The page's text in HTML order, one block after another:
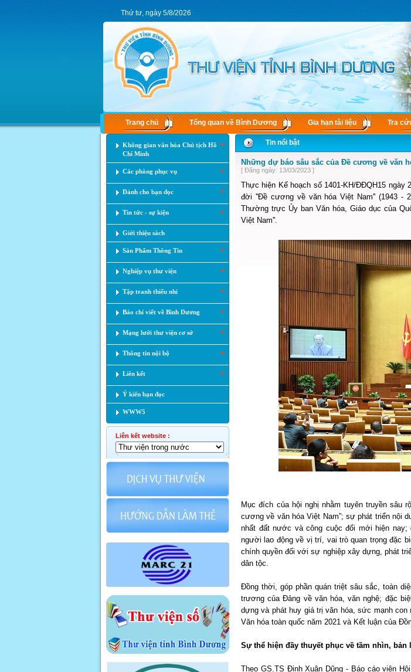
Thứ tư, ngày 5/8/2026
Trang chủ Tổng quan về Bình Dương Gia hạn tài liệu Tra
Không gian văn hóa Chủ tịch Hồ
Chí Minh
Các phòng phục vụ
Dành cho bạn đọc
Tin tức - sự kiện
Giới thiệu sách
Sản Phẩm Thông Tin
Nghiệp vụ thư viện
Tập tranh thiếu nhi
Báo chí viết về Bình Dương
Mạng lưới thư viện cơ sở
Thông tin nội bộ
Liên kết
Ý kiến bạn đọc
WWW5
Liên kết website :
Tin nổi bật
Những dự báo sâu sắc của Đề cương về văn
[ Đăng ngày: 13/03/2023 ]
Thực hiện Kế hoạch số 1401-KH/ĐĐQH15 ngày
đời ''Đề cương về văn hóa Việt Nam'' (1943 -
Thường trực Ủy ban Văn hóa, Giáo dục của
Việt Nam''.
Mục đích của hội nghị nhằm tuyên truyền
cương về văn hóa Việt Nam”; sự phát triển nội
nhất đất nước và công cuộc đổi mới hiện
người lao động về vị trí, vai trò quan trọng đặc
chính quyền đối với sự nghiệp xây dựng, phát
dân tộc.
Đồng thời, góp phần quán triệt sâu sắc, toàn
trương của Đảng về văn hóa, văn nghệ; đặc
dựng và phát huy giá trị văn hóa, sức mạnh
Văn hóa toàn quốc năm 2021 và Kết luận của
Sự thể hiện đầy thuyết phục về tầm nhìn,
Theo GS.TS Đinh Xuân Dũng - Báo cáo viên